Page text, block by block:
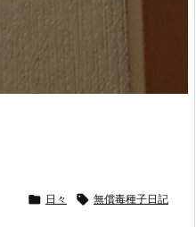
 日々  無償毒種子日記